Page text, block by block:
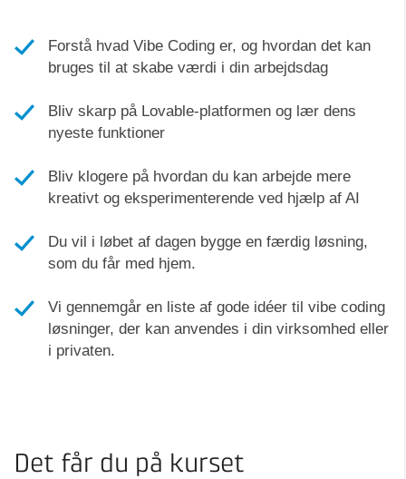
Forstå hvad Vibe Coding er, og hvordan det kan
bruges til at skabe værdi i din arbejdsdag
Bliv skarp på Lovable-platformen og lær dens
nyeste funktioner
Bliv klogere på hvordan du kan arbejde mere
kreativt og eksperimenterende ved hjælp af AI
Du vil i løbet af dagen bygge en færdig løsning,
som du får med hjem.
Vi gennemgår en liste af gode idéer til vibe coding
løsninger, der kan anvendes i din virksomhed eller
i privaten.
Det får du på kurset